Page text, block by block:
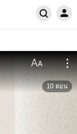
10 ตอน